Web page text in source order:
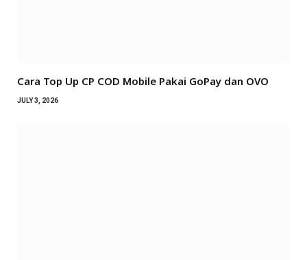
Cara Top Up CP COD Mobile Pakai GoPay dan OVO
JULY 3, 2026